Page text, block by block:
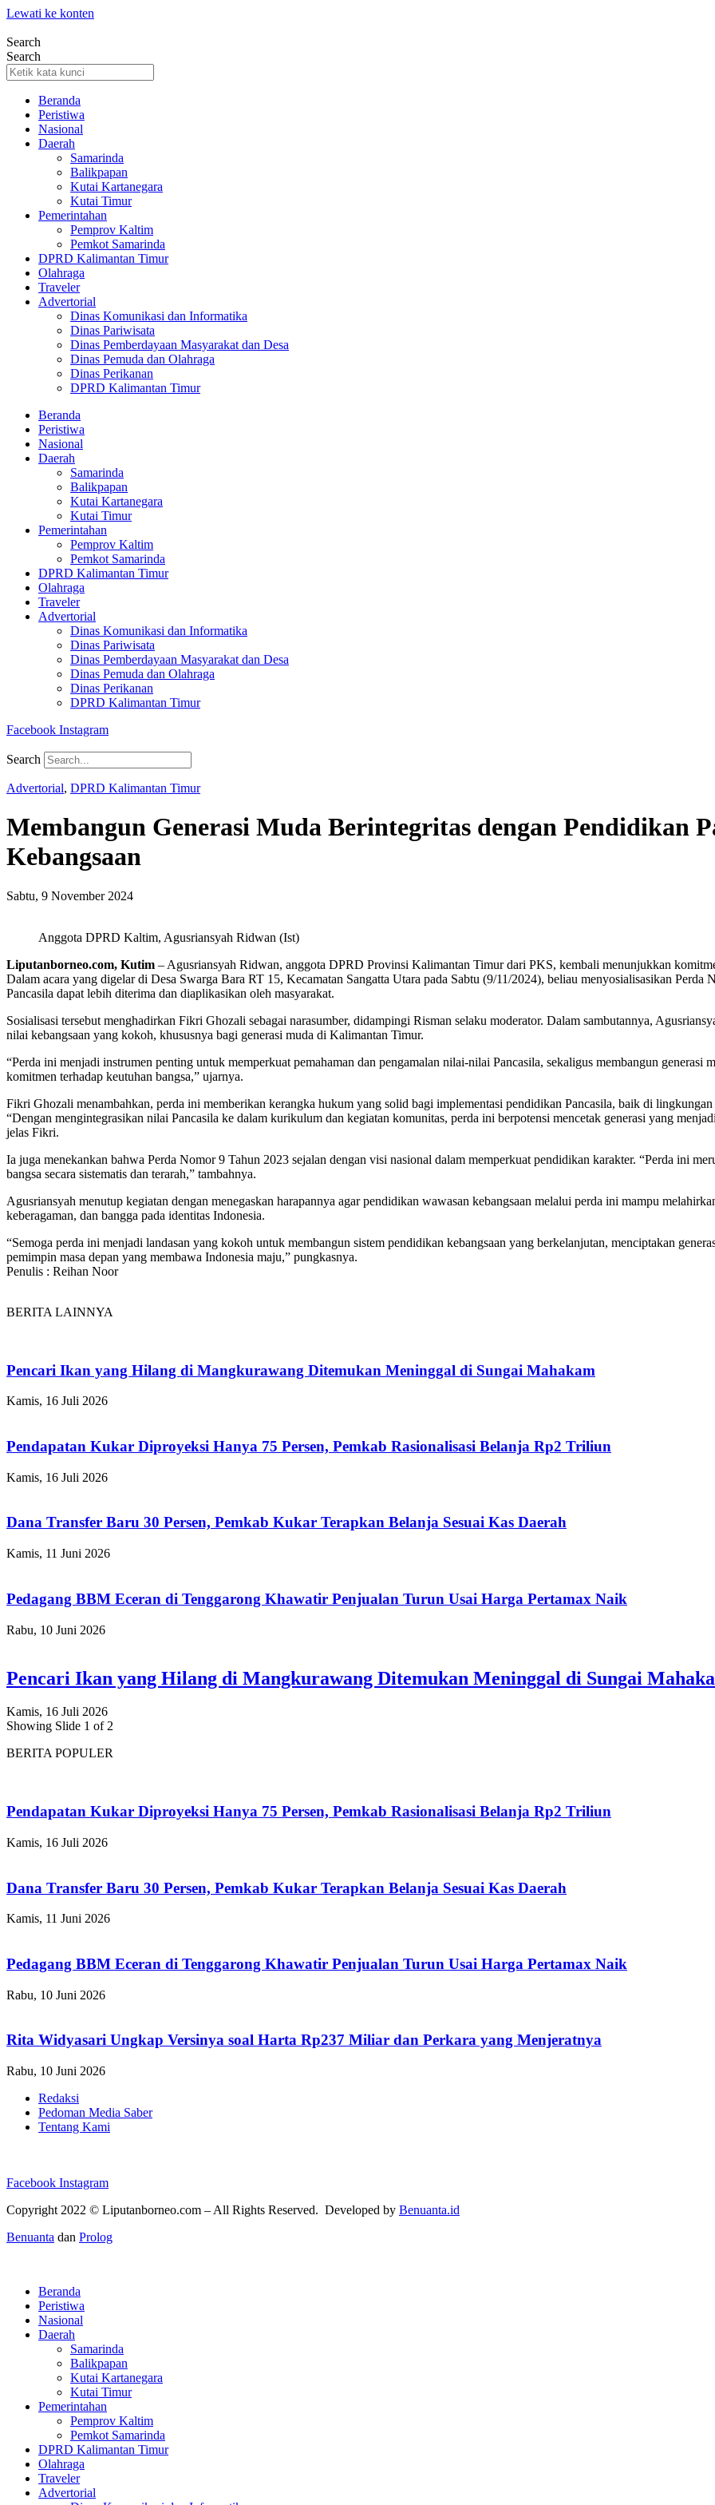
Lewati ke konten
Search
Search
Beranda
Peristiwa
Nasional
Daerah
Samarinda
Balikpapan
Kutai Kartanegara
Kutai Timur
Pemerintahan
Pemprov Kaltim
Pemkot Samarinda
DPRD Kalimantan Timur
Olahraga
Traveler
Advertorial
Dinas Komunikasi dan Informatika
Dinas Pariwisata
Dinas Pemberdayaan Masyarakat dan Desa
Dinas Pemuda dan Olahraga
Dinas Perikanan
DPRD Kalimantan Timur
Beranda
Peristiwa
Nasional
Daerah
Samarinda
Balikpapan
Kutai Kartanegara
Kutai Timur
Pemerintahan
Pemprov Kaltim
Pemkot Samarinda
DPRD Kalimantan Timur
Olahraga
Traveler
Advertorial
Dinas Komunikasi dan Informatika
Dinas Pariwisata
Dinas Pemberdayaan Masyarakat dan Desa
Dinas Pemuda dan Olahraga
Dinas Perikanan
DPRD Kalimantan Timur
Facebook Instagram
Search
Advertorial, DPRD Kalimantan Timur
Membangun Generasi Muda Berintegritas dengan Pendidikan
Kebangsaan
Sabtu, 9 November 2024
Anggota DPRD Kaltim, Agusriansyah Ridwan (Ist)
Liputanborneo.com, Kutim – Agusriansyah Ridwan, anggota DPRD Provinsi Kalimantan Timur dari PKS, kembali menunjukkan
Dalam acara yang digelar di Desa Swarga Bara RT 15, Kecamatan Sangatta Utara pada Sabtu (9/11/2024), beliau menyosialisasikan
Pancasila dapat lebih diterima dan diaplikasikan oleh masyarakat.
Sosialisasi tersebut menghadirkan Fikri Ghozali sebagai narasumber, didampingi Risman selaku moderator. Dalam sambutannya,
nilai kebangsaan yang kokoh, khususnya bagi generasi muda di Kalimantan Timur.
“Perda ini menjadi instrumen penting untuk memperkuat pemahaman dan pengamalan nilai-nilai Pancasila, sekaligus membangun generasi
komitmen terhadap keutuhan bangsa,” ujarnya.
Fikri Ghozali menambahkan, perda ini memberikan kerangka hukum yang solid bagi implementasi pendidikan Pancasila, baik di
“Dengan mengintegrasikan nilai Pancasila ke dalam kurikulum dan kegiatan komunitas, perda ini berpotensi mencetak generasi yang
jelas Fikri.
Ia juga menekankan bahwa Perda Nomor 9 Tahun 2023 sejalan dengan visi nasional dalam memperkuat pendidikan karakter. “Perda ini
bangsa secara sistematis dan terarah,” tambahnya.
Agusriansyah menutup kegiatan dengan menegaskan harapannya agar pendidikan wawasan kebangsaan melalui perda ini mampu
keberagaman, dan bangga pada identitas Indonesia.
“Semoga perda ini menjadi landasan yang kokoh untuk membangun sistem pendidikan kebangsaan yang berkelanjutan, menciptakan
pemimpin masa depan yang membawa Indonesia maju,” pungkasnya.
Penulis : Reihan Noor
BERITA LAINNYA
Pencari Ikan yang Hilang di Mangkurawang Ditemukan Meninggal di Sungai Mahakam
Kamis, 16 Juli 2026
Pendapatan Kukar Diproyeksi Hanya 75 Persen, Pemkab Rasionalisasi Belanja Rp2 Triliun
Kamis, 16 Juli 2026
Dana Transfer Baru 30 Persen, Pemkab Kukar Terapkan Belanja Sesuai Kas Daerah
Kamis, 11 Juni 2026
Pedagang BBM Eceran di Tenggarong Khawatir Penjualan Turun Usai Harga Pertamax Naik
Rabu, 10 Juni 2026
Pencari Ikan yang Hilang di Mangkurawang Ditemukan Meninggal di Sungai
Kamis, 16 Juli 2026
Showing Slide 1 of 2
BERITA POPULER
Pendapatan Kukar Diproyeksi Hanya 75 Persen, Pemkab Rasionalisasi Belanja Rp2 Triliun
Kamis, 16 Juli 2026
Dana Transfer Baru 30 Persen, Pemkab Kukar Terapkan Belanja Sesuai Kas Daerah
Kamis, 11 Juni 2026
Pedagang BBM Eceran di Tenggarong Khawatir Penjualan Turun Usai Harga Pertamax Naik
Rabu, 10 Juni 2026
Rita Widyasari Ungkap Versinya soal Harta Rp237 Miliar dan Perkara yang Menjeratnya
Rabu, 10 Juni 2026
Redaksi
Pedoman Media Saber
Tentang Kami
Facebook Instagram
Copyright 2022 © Liputanborneo.com – All Rights Reserved. Developed by Benuanta.id
Benuanta dan Prolog
Beranda
Peristiwa
Nasional
Daerah
Samarinda
Balikpapan
Kutai Kartanegara
Kutai Timur
Pemerintahan
Pemprov Kaltim
Pemkot Samarinda
DPRD Kalimantan Timur
Olahraga
Traveler
Advertorial